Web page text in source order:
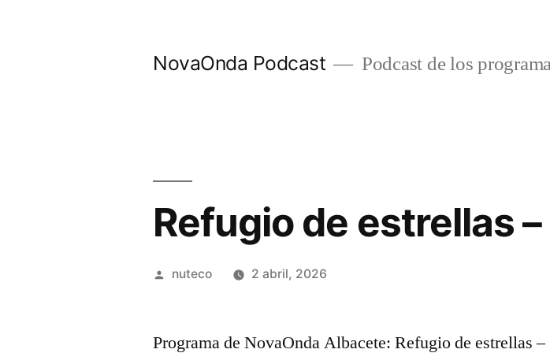
NovaOnda Podcast Podcast de los
Refugio de estrellas
Publicada
nuteco 2 abril, 2026
Programa de NovaOnda Albacete: Refugio de estrellas